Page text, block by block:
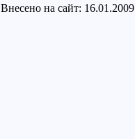
Внесено на сайт: 16.01.2009